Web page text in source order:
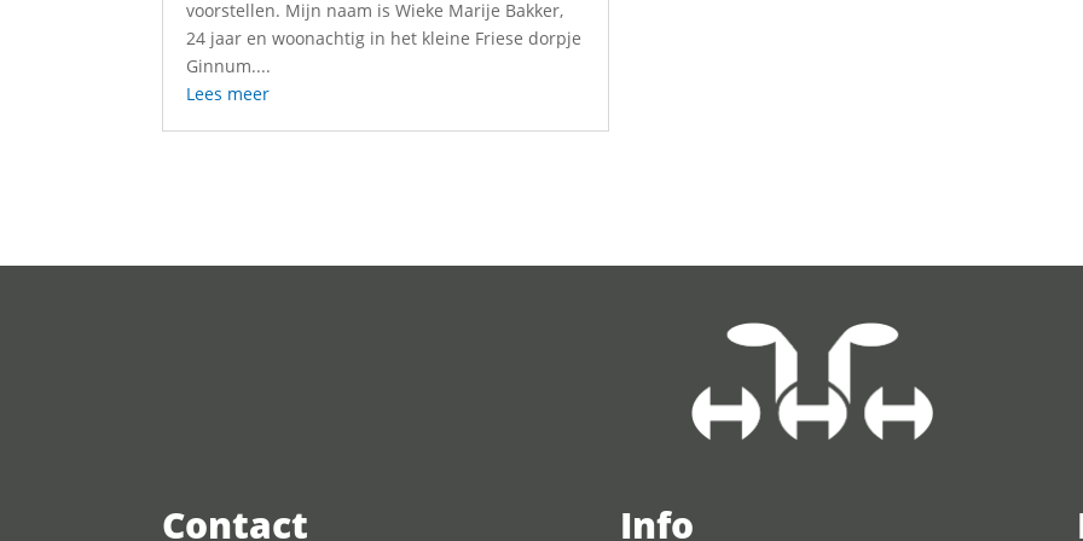
voorstellen. Mijn naam is Wieke Marije Bakker,
24 jaar en woonachtig in het kleine Friese dorpje
Ginnum....
Lees meer
Contact Info